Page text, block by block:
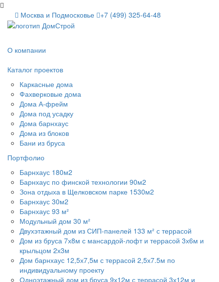
Москва и Подмосковье +7 (499) 325-64-48
О компании
Каталог проектов
Каркасные дома
Фахверковые дома
Дома А-фрейм
Дома под усадку
Дома барнхаус
Дома из блоков
Бани из бруса
Портфолио
Барнхаус 180м2
Барнхаус по финской технологии 90м2
Зона отдыха в Щелковском парке 1530м2
Барнхаус 30м2
Барнхаус 93 м²
Модульный дом 30 м²
Двухэтажный дом из СИП-панелей 133 м² с террасой
Дом из бруса 7х8м с мансардой-лофт и террасой 3х6м и
крыльцом 2х3м
Дом барнхаус 12,5х7,5м с террасой 2,5х7.5м по
индивидуальному проекту
Одноэтажный дом из бруса 9х12м с террасой 3х12м и